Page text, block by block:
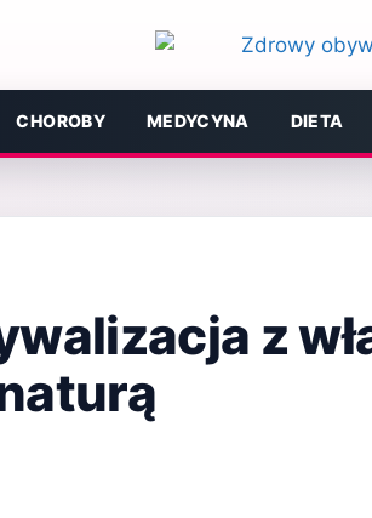
CHOROBY MEDYCYNA DIETA
z